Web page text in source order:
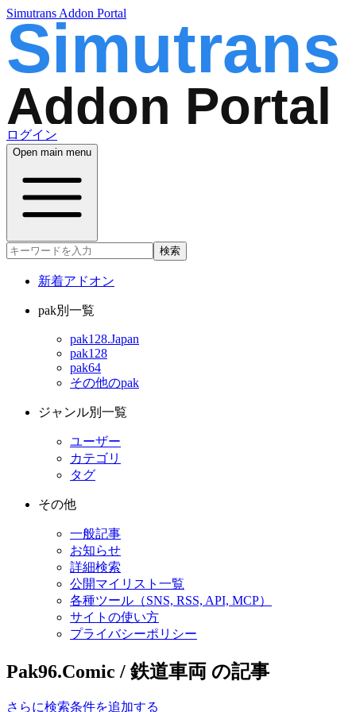
Simutrans Addon Portal
ログイン
Open main menu
検索
新着アドオン
pak別一覧
pak128.Japan
pak128
pak64
その他のpak
ジャンル別一覧
ユーザー
カテゴリ
タグ
その他
一般記事
お知らせ
詳細検索
公開マイリスト一覧
各種ツール（SNS, RSS, API, MCP）
サイトの使い方
プライバシーポリシー
Pak96.Comic / 鉄道車両 の記事
さらに検索条件を追加する